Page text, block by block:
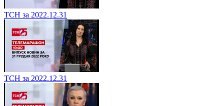
ТСН за 2022.12.31
ТСН за 2022.12.31